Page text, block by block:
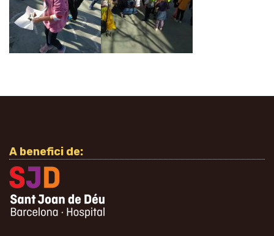
A benefici de: